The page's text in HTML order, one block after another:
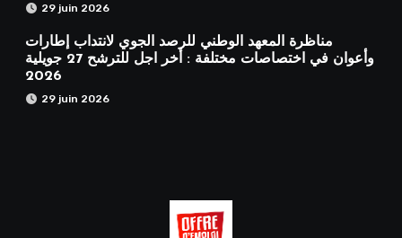
29 juin 2026
مناظرة المعهد الوطني للرصد الجوي لانتداب إطارات
وأعوان في اختصاصات مختلفة : أخر اجل للترشح 27 جويلية
2026
29 juin 2026